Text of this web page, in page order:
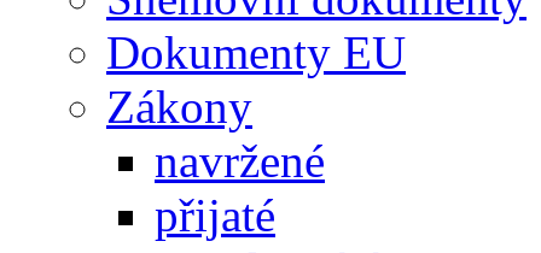
Dokumenty EU
Zákony
navržené
přijaté